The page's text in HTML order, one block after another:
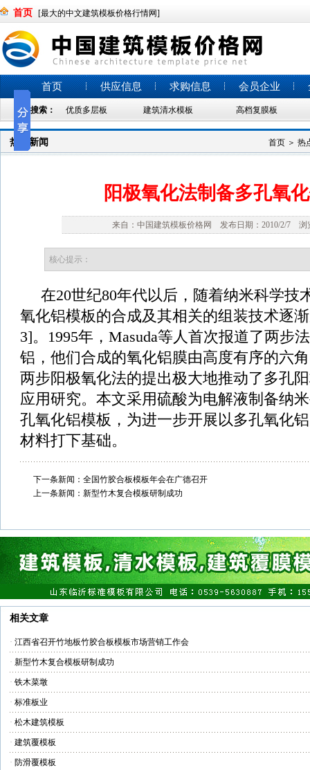
首页 [最大的中文建筑模板价格行情网]
首页 供应信息 求购信息 会员企业
热门搜索： 优质多层板 建筑清水模板 高档复膜板
热点新闻 首页 ＞ 热
阳极氧化法制备多孔氧
来自：中国建筑模板价格网 发布日期：2010/2/7 浏
核心提示：
在20世纪80年代以后，随着纳米科学技
氧化铝模板的合成及其相关的组装技术逐
3]。1995年，Masuda等人首次报道了两步
铝，他们合成的氧化铝膜由高度有序的六
两步阳极氧化法的提出极大地推动了多孔
应用研究。本文采用硫酸为电解液制备纳
孔氧化铝模板，为进一步开展以多孔氧化
材料打下基础。
下一条新闻： 全国竹胶合板模板年会在广德召开
上一条新闻： 新型竹木复合模板研制成功
相关文章
· 江西省召开竹地板竹胶合板模板市场营销工作会
· 新型竹木复合模板研制成功
· 铁木菜墩
· 标准板业
· 松木建筑模板
· 建筑覆模板
· 防滑覆模板